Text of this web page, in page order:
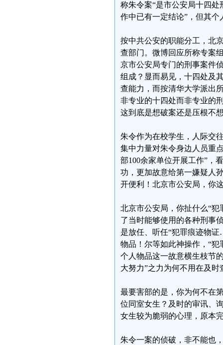
称朱令案“是市公安局十四
作中已有一定结论”，但其个
按中共公安的职能分工，北
查部门。微博回应所称专案
京市公安局专门的刑事案件
组成？显而易见，十四处及
查能力，而按清华大学派出
非专业的十四处而非专业的
这到底是想破案还是压根不
朱令作为在校学生，人际交
集中力量对朱令身边人员重
部100余家单位开展工作”，
功，更加故意给第一嫌疑人
开便利！北京市公安局，你
北京市公安局，你扯什么“犯
了当时能够使用的各种刑事
是放任、听任“犯罪痕迹物
物品！尔等如此神操作，“犯
个人物品这一故意横生枝节
大努力”之力为何不用在及
最要害部的是，你为何不在
位同室女生？及时的审讯、
女生较为脆弱的心理，原本
朱令一案的侦破，非不能也